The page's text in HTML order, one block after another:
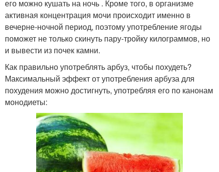
его можно кушать на ночь . Кроме того, в организме
активная концентрация мочи происходит именно в
вечерне-ночной период, поэтому употребление ягоды
поможет не только скинуть пару-тройку килограммов, но
и вывести из почек камни.
Как правильно употреблять арбуз, чтобы похудеть?
Максимальный эффект от употребления арбуза для
похудения можно достигнуть, употребляя его по канонам
монодиеты: